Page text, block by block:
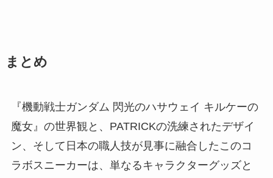
まとめ
『機動戦士ガンダム 閃光のハサウェイ キルケーの
魔女』の世界観と、PATRICKの洗練されたデザイ
ン、そして日本の職人技が見事に融合したこのコ
ラボスニーカーは、単なるキャラクターグッズと